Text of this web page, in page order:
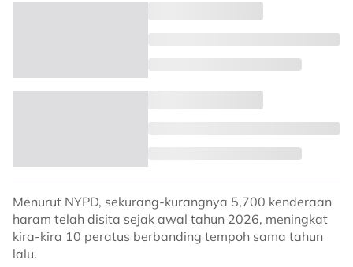
Menurut NYPD, sekurang-kurangnya 5,700 kenderaan
haram telah disita sejak awal tahun 2026, meningkat
kira-kira 10 peratus berbanding tempoh sama tahun
lalu.